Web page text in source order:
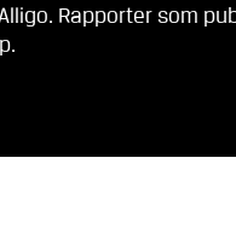
Rapporter som